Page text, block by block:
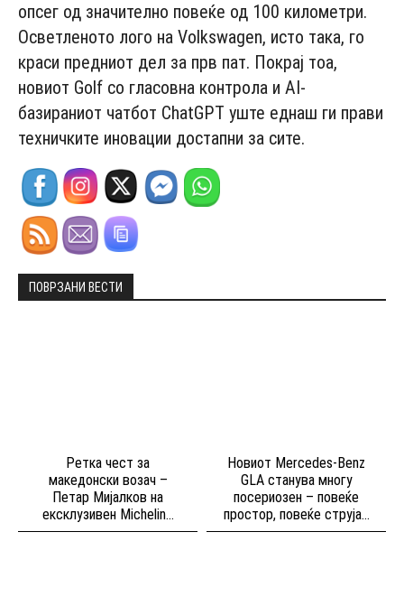
опсег од значително повеќе од 100 километри.
Осветленото лого на Volkswagen, исто така, го
краси предниот дел за прв пат. Покрај тоа,
новиот Golf со гласовна контрола и AI-
базираниот чатбот ChatGPT уште еднаш ги прави
техничките иновации достапни за сите.
ПОВРЗАНИ ВЕСТИ
Ретка чест за
македонски возач –
Петар Мијалков на
ексклузивен Michelin...
Новиот Mercedes-Benz
GLA станува многу
посериозен – повеќе
простор, повеќе струја...